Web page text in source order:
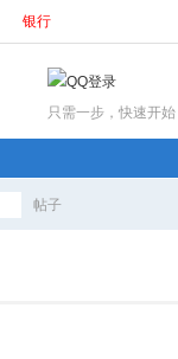
银行
只需一步，快速开始
帖子